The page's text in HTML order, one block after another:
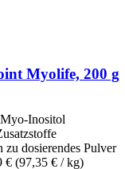
Myolife, 200 g
Inositol
zu dosierendes Pulver
€ (97,35 € / kg)